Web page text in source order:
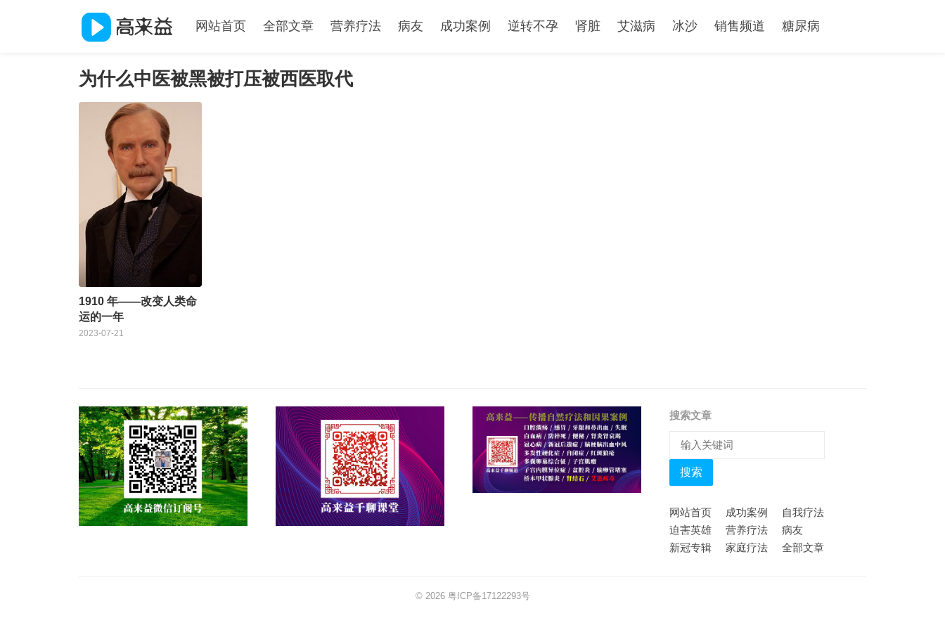
网站首页 全部文章 营养疗法 病友 成功案例 逆转不孕 肾脏 艾滋病 冰沙 销售频道 糖尿病
为什么中医被黑被打压被西医取代
1910 年——改变人类命
运的一年
2023-07-21
搜索文章
搜索
网站首页 成功案例
自我疗法
迫害英雄
营养疗法
病友
新冠专辑
家庭疗法 全部文章
© 2026 粤ICP备17122293号